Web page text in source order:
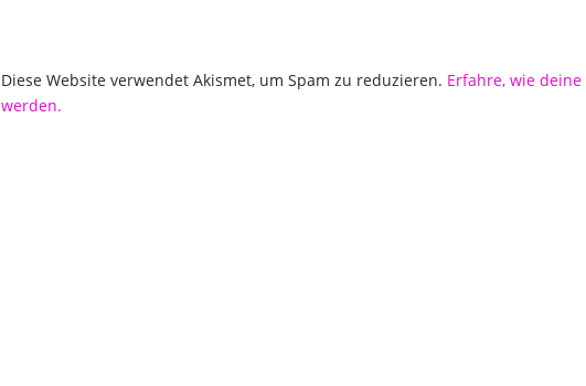
Diese Website verwendet Akismet, um Spam zu reduzieren. Erfahre, wie
werden.